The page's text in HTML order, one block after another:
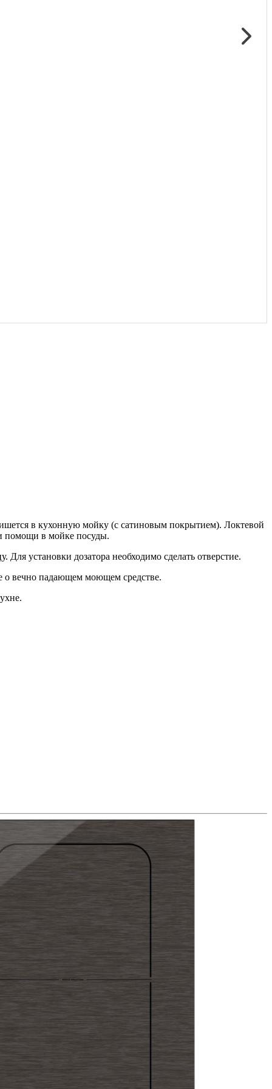
в кухонную мойку (с сатиновым покрытием). Локтевой
помощи в мойке посуды.
установки дозатора необходимо сделать отверстие.
о вечно падающем моющем средстве.